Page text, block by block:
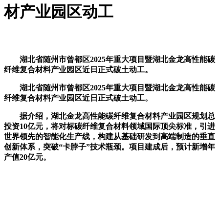
材产业园区动工
湖北省随州市曾都区2025年重大项目暨湖北金龙高性能碳
纤维复合材料产业园区近日正式破土动工。
湖北省随州市曾都区2025年重大项目暨湖北金龙高性能碳
纤维复合材料产业园区近日正式破土动工。
据介绍，湖北金龙高性能碳纤维复合材料产业园区规划总
投资10亿元，将对标碳纤维复合材料领域国际顶尖标准，引进
世界领先的智能化生产线，构建从基础研发到高端制造的垂直
创新体系，突破“卡脖子”技术瓶颈。项目建成后，预计新增年
产值20亿元。